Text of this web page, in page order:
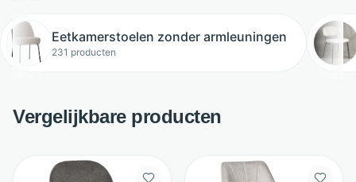
Eetkamerstoelen zonder armleuningen
231 producten
Vergelijkbare producten